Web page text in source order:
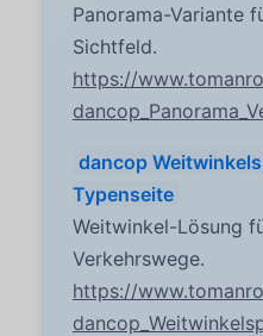
Panorama-Variante
Sichtfeld.
https://
dancop
Typenseite
Weitwinkel-Lösung
Verkehrswege.
https://